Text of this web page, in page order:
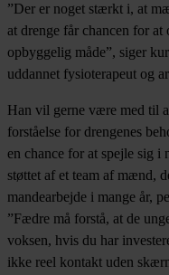
”Der er noget stærkt i, at
at drenge får chancen for
opbyggelig måde”, siger
uddannet fysioterapeut og
Han vil gerne være med til
forståelse for drengenes
en chance for at spejle sig i
støttet af et team af mænd,
mandearbejde i mange år,
”Fædre må forstå, at de
voksen, hvis du har
ikke reel kontakt uden